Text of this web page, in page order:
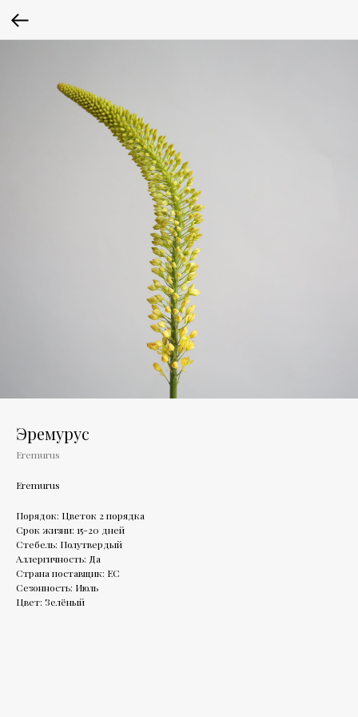
Эремурус
Eremurus
Eremurus
Порядок: Цветок 2 порядка
Срок жизни: 15-20 дней
Стебель: Полутвердый
Аллергичность: Да
Страна поставщик: ЕС
Сезонность: Июль
Цвет: Зелёный